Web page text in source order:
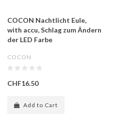
COCON Nachtlicht Eule,
with accu, Schlag zum Ändern
der LED Farbe
COCON
CHF16.50
Add to Cart